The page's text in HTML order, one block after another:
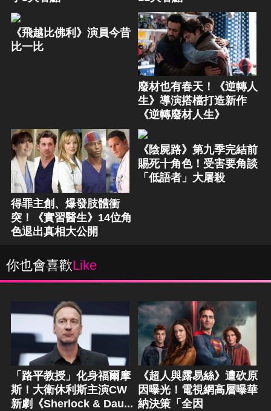
《飛越比佛利》演員今昔
比一比
廢材也有春天！《逆轉人
生》導演搭檔打造新作
《逆轉廢材人生》
得罪主創、爆發肢體衝
突！《實習醫生》14位角
色退出真相大公開
《陰屍路》第九季完結前
賜死十角色！受害要角談
「低語者」大屠殺
你也會喜歡Like
「路平教授」化身福爾摩
斯！大衛休利斯主演CW
新劇《Sherlock & Dau...
《超人與露易絲》遭砍原
因曝光！電視網高層曝華
納決策「全因